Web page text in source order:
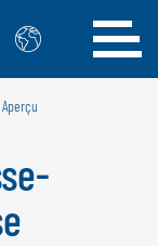
pays
Aperçu